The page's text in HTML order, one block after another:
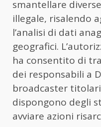
smantellare
illegale, risalendo
l’analisi di dati
geografici.
ha consentito di
dei responsabili a
broadcaster
dispongono degli
avviare azioni